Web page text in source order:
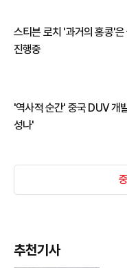
스티븐 로치 '과거의 홍콩'
진행중
'역사적 순간' 중국 DUV 개
성나'
추천기사